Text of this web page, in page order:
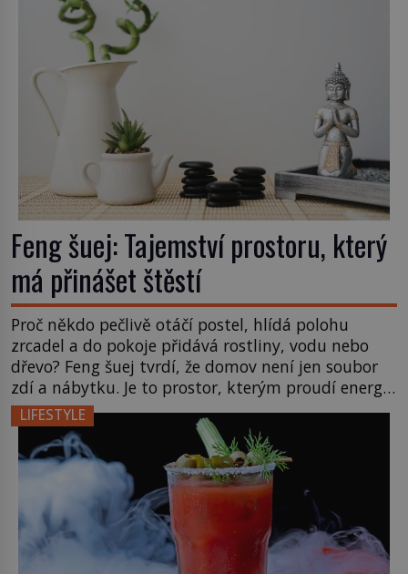
Feng šuej: Tajemství prostoru, který
má přinášet štěstí
Proč někdo pečlivě otáčí postel, hlídá polohu
zrcadel a do pokoje přidává rostliny, vodu nebo
dřevo? Feng šuej tvrdí, že domov není jen soubor
zdí a nábytku. Je to prostor, kterým proudí energie
čchi a jeho uspořádání může ovlivňovat, jak se v
něm člověk cítí. Feng šuej má kořeny ve staré Číně
a jeho historie […]
LIFESTYLE